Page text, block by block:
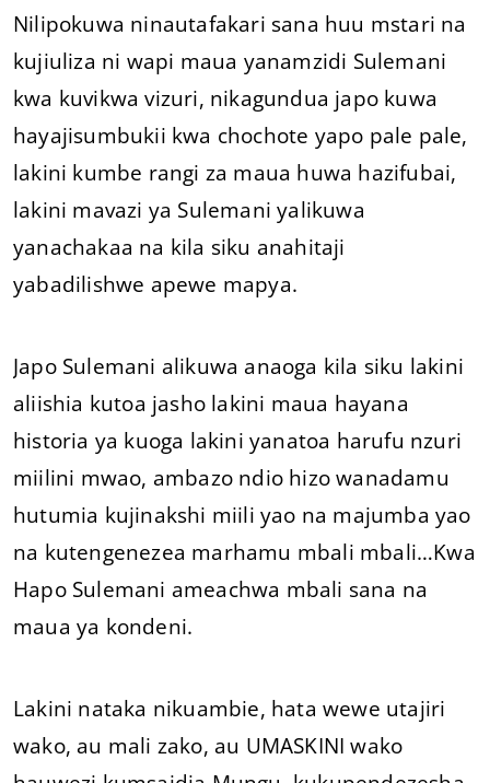
Nilipokuwa ninautafakari sana huu mstari na
kujiuliza ni wapi maua yanamzidi Sulemani
kwa kuvikwa vizuri, nikagundua japo kuwa
hayajisumbukii kwa chochote yapo pale pale,
lakini kumbe rangi za maua huwa hazifubai,
lakini mavazi ya Sulemani yalikuwa
yanachakaa na kila siku anahitaji
yabadilishwe apewe mapya.
Japo Sulemani alikuwa anaoga kila siku lakini
aliishia kutoa jasho lakini maua hayana
historia ya kuoga lakini yanatoa harufu nzuri
miilini mwao, ambazo ndio hizo wanadamu
hutumia kujinakshi miili yao na majumba yao
na kutengenezea marhamu mbali mbali…Kwa
Hapo Sulemani ameachwa mbali sana na
maua ya kondeni.
Lakini nataka nikuambie, hata wewe utajiri
wako, au mali zako, au UMASKINI wako